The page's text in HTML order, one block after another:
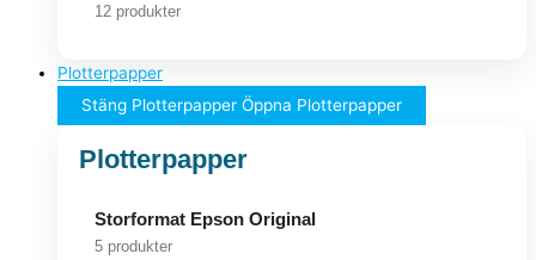
12 produkter
Plotterpapper
Stäng Plotterpapper Öppna Plotterpapper
Plotterpapper
Storformat Epson Original
5 produkter